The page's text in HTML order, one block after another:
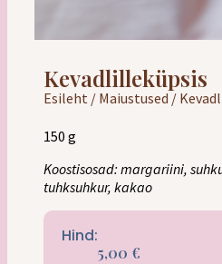
Kevadlilleküpsis
Esileht / Maiustused /
150 g
Koostisosad: margariini,
tuhksuhkur, kakao
Hind:
5,00 €